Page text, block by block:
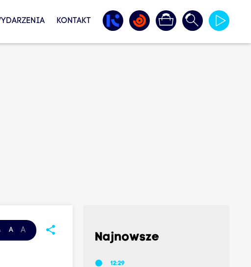
KONTAKT
A A share
Najnowsze
12:29